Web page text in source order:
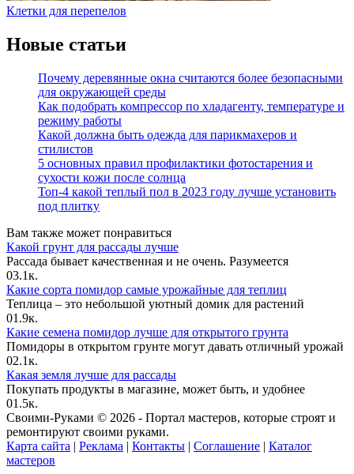
Клетки для перепелов
Новые статьи
Почему деревянные окна считаются более безопасными
для окружающей среды
Как подобрать компрессор по хладагенту, температуре и
режиму работы
Какой должна быть одежда для парикмахеров и
стилистов
5 основных правил профилактики фотостарения и
сухости кожи после солнца
Топ-4 какой теплый пол в 2023 году лучше установить
под плитку
Вам также может понравиться
Какой грунт для рассады лучше
Рассада бывает качественная и не очень. Разумеется
03.1к.
Какие сорта помидор самые урожайные для теплиц
Теплица – это небольшой уютный домик для растений
01.9к.
Какие семена помидор лучше для открытого грунта
Помидоры в открытом грунте могут давать отличный урожай
02.1к.
Какая земля лучше для рассады
Покупать продукты в магазине, может быть, и удобнее
01.5к.
Своими-Руками © 2026 - Портал мастеров, которые строят и
ремонтируют своими руками.
Карта сайта | Реклама | Контакты | Соглашение | Каталог
мастеров